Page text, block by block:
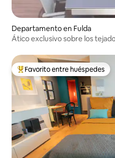
Departamento en Fulda
Ático exclusivo sobre los
De los mejores en Favorito
Favorito entre huéspedes